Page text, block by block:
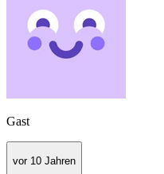
Gast
vor 10 Jahren